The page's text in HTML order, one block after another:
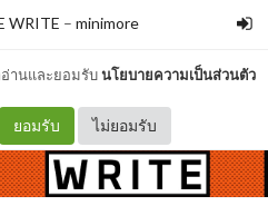
อ่านและยอมรับนโยบายความเป็นส่วนตัว
ยอมรับ ไม่ยอมรับ
WRITE – minimore